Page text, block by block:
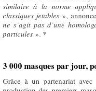
similaire à la norme
classiques jetables»,
ne s’agit pas d’une
particules ». *
3 000 masques par jour,
Grâce à un partenariat avec le fabricant textile Lemaire, la